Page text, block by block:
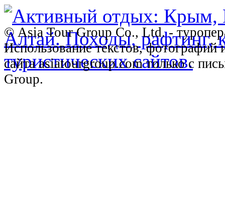
© Asia Tour Group Co., Ltd. -
Использование текстов,
сайта asiatourgroup.com только с
Group.